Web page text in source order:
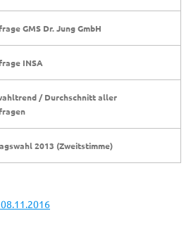
GMS Dr. Jung GmbH
INSA
/Durchschnitt aller
2013 (Zweitstimme)